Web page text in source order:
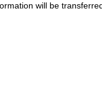
will be